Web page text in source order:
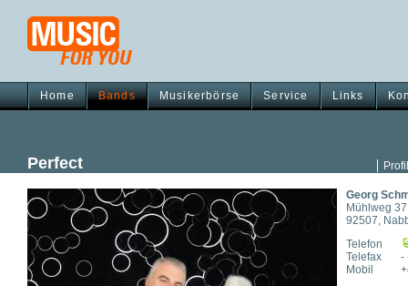
Home Bands Musikerbörse Service Links
Profil
Perfect
Georg
Mühlweg 37
92507,
Telefon
Telefax
-
Mobil